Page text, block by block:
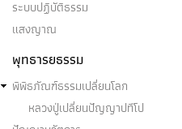
ปุญญาภิสังขาร - อภิสังขา
ระบบปฏิบัติธรรม
แสงญาณ
พุทธารยธรรม
พิพิธภัณฑ์ธรรมเปลี่ยนโลก
หลวงปู่เปลี่ยนปัญญาปทีโป